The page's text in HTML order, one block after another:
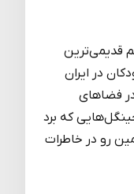
قدیمی‌ترین
در ایران
فضا‌های
که برد
رو در خاطرات